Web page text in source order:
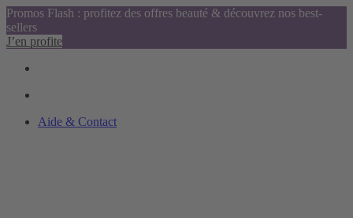
Promos Flash : profitez des offres beauté & découvrez nos best-
sellers
J’en profite
Aide & Contact